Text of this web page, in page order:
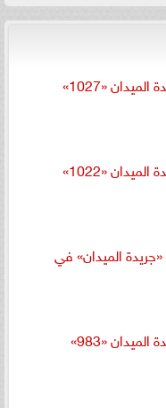
«1027»
«1022»
الميدان» في
«983»